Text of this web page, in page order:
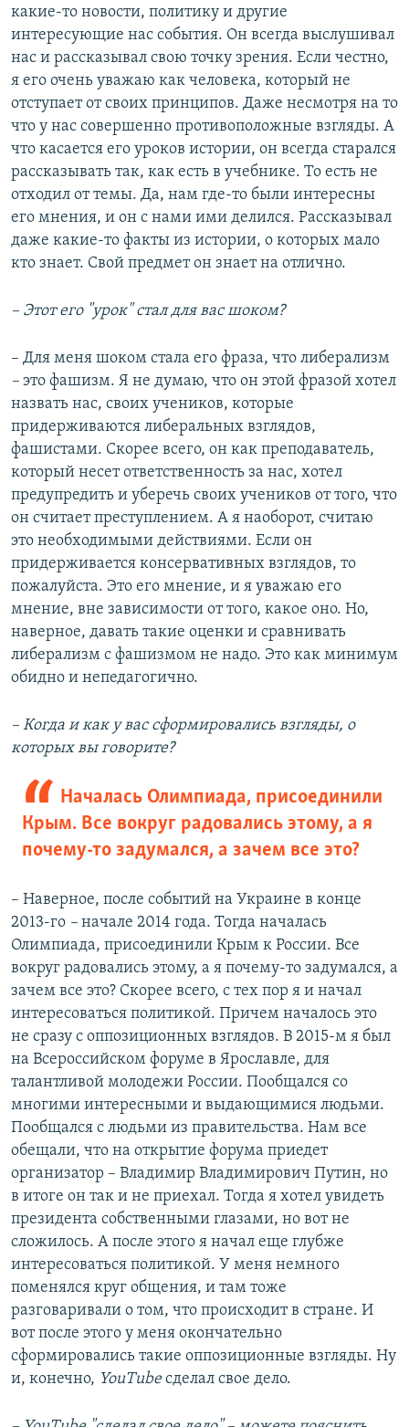
какие-то новости, политику и другие
интересующие нас события. Он всегда выслушивал
нас и рассказывал свою точку зрения. Если честно,
я его очень уважаю как человека, который не
отступает от своих принципов. Даже несмотря на то
что у нас совершенно противоположные взгляды. А
что касается его уроков истории, он всегда старался
рассказывать так, как есть в учебнике. То есть не
отходил от темы. Да, нам где-то были интересны
его мнения, и он с нами ими делился. Рассказывал
даже какие-то факты из истории, о которых мало
кто знает. Свой предмет он знает на отлично.
– Этот его "урок" стал для вас шоком?
– Для меня шоком стала его фраза, что либерализм
– это фашизм. Я не думаю, что он этой фразой хотел
назвать нас, своих учеников, которые
придерживаются либеральных взглядов,
фашистами. Скорее всего, он как преподаватель,
который несет ответственность за нас, хотел
предупредить и уберечь своих учеников от того, что
он считает преступлением. А я наоборот, считаю
это необходимыми действиями. Если он
придерживается консервативных взглядов, то
пожалуйста. Это его мнение, и я уважаю его
мнение, вне зависимости от того, какое оно. Но,
наверное, давать такие оценки и сравнивать
либерализм с фашизмом не надо. Это как минимум
обидно и непедагогично.
– Когда и как у вас сформировались взгляды, о
которых вы говорите?
Началась Олимпиада, присоединили
Крым. Все вокруг радовались этому, а я
почему-то задумался, а зачем все это?
– Наверное, после событий на Украине в конце
2013-го – начале 2014 года. Тогда началась
Олимпиада, присоединили Крым к России. Все
вокруг радовались этому, а я почему-то задумался, а
зачем все это? Скорее всего, с тех пор я и начал
интересоваться политикой. Причем началось это
не сразу с оппозиционных взглядов. В 2015-м я был
на Всероссийском форуме в Ярославле, для
талантливой молодежи России. Пообщался со
многими интересными и выдающимися людьми.
Пообщался с людьми из правительства. Нам все
обещали, что на открытие форума приедет
организатор – Владимир Владимирович Путин, но
в итоге он так и не приехал. Тогда я хотел увидеть
президента собственными глазами, но вот не
сложилось. А после этого я начал еще глубже
интересоваться политикой. У меня немного
поменялся круг общения, и там тоже
разговаривали о том, что происходит в стране. И
вот после этого у меня окончательно
сформировались такие оппозиционные взгляды. Ну
и, конечно, YouTubeсделал свое дело.